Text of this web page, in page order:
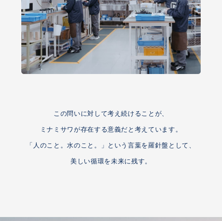
この問いに対して考え続けることが、
ミナミサワが存在する意義だと考えています。
「人のこと。水のこと。」という言葉を羅針盤として、
美しい循環を未来に残す。